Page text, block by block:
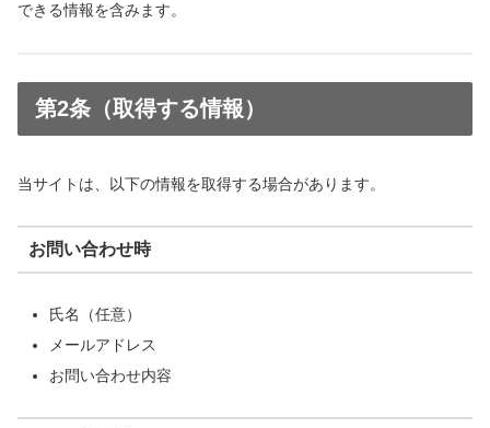
できる情報を含みます。
第2条（取得する情報）
当サイトは、以下の情報を取得する場合があります。
お問い合わせ時
氏名（任意）
メールアドレス
お問い合わせ内容